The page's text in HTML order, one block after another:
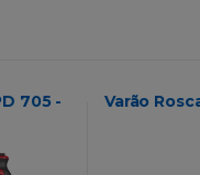
705 -
Varão